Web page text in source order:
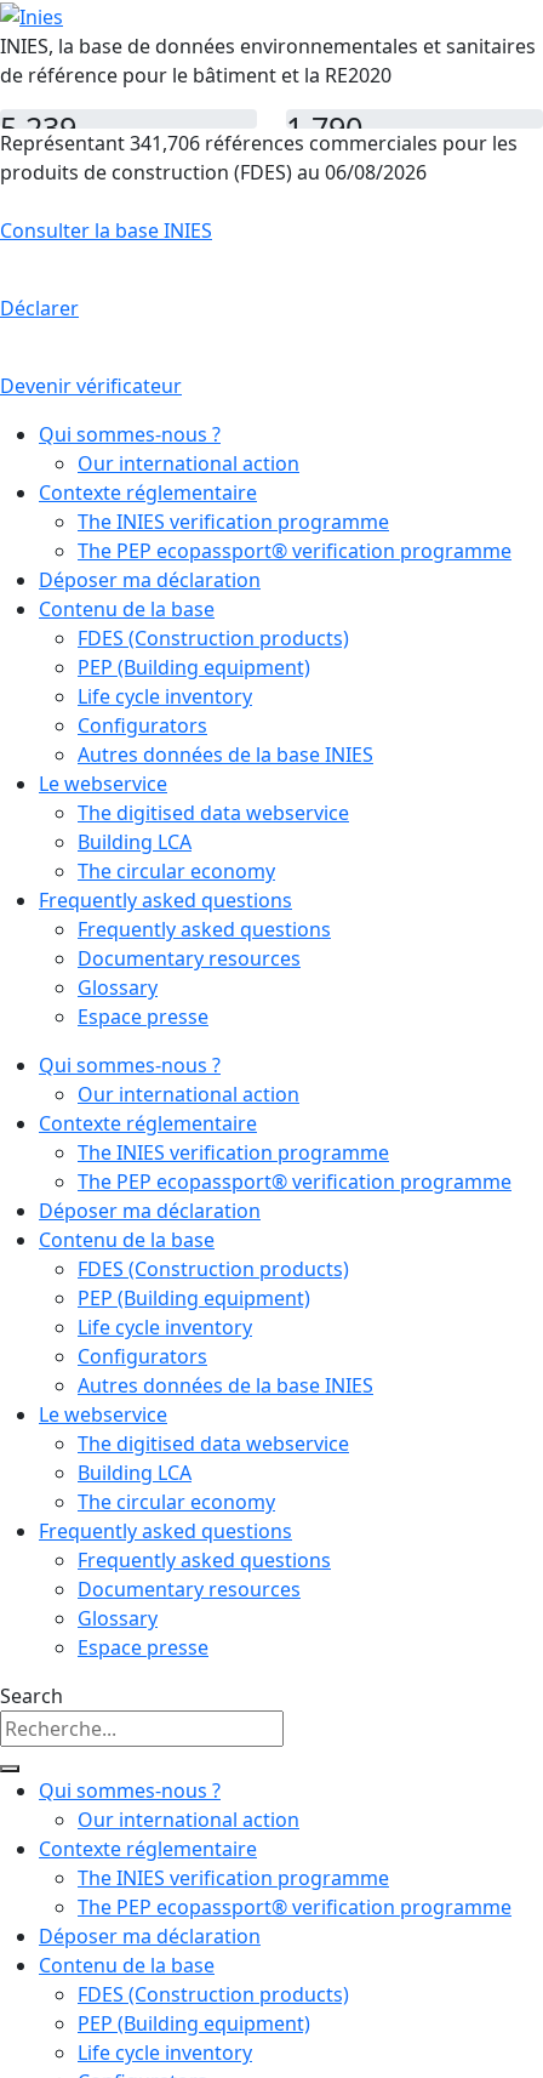
INIES, la base de données environnementales et sanitaires
de référence pour le bâtiment et la RE2020
5,239
FDES
1,790
PEP
Représentant 341,706 références commerciales pour les
produits de construction (FDES) au 06/08/2026
Consulter la base INIES
Déclarer
Devenir vérificateur
Qui sommes-nous ?
Our international action
Contexte réglementaire
The INIES verification programme
The PEP ecopassport® verification programme
Déposer ma déclaration
Contenu de la base
FDES (Construction products)
PEP (Building equipment)
Life cycle inventory
Configurators
Autres données de la base INIES
Le webservice
The digitised data webservice
Building LCA
The circular economy
Frequently asked questions
Frequently asked questions
Documentary resources
Glossary
Espace presse
Qui sommes-nous ?
Our international action
Contexte réglementaire
The INIES verification programme
The PEP ecopassport® verification programme
Déposer ma déclaration
Contenu de la base
FDES (Construction products)
PEP (Building equipment)
Life cycle inventory
Configurators
Autres données de la base INIES
Le webservice
The digitised data webservice
Building LCA
The circular economy
Frequently asked questions
Frequently asked questions
Documentary resources
Glossary
Espace presse
Search
Qui sommes-nous ?
Our international action
Contexte réglementaire
The INIES verification programme
The PEP ecopassport® verification programme
Déposer ma déclaration
Contenu de la base
FDES (Construction products)
PEP (Building equipment)
Life cycle inventory